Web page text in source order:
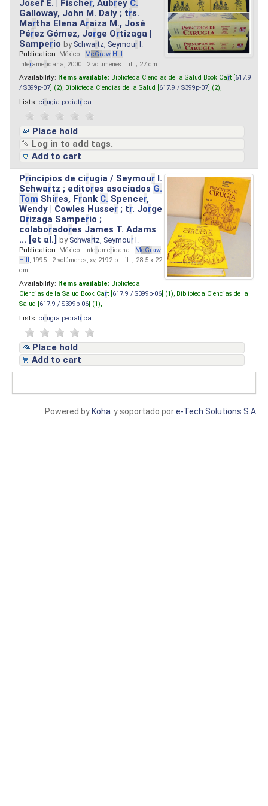
Josef E. | Fischer, Aubrey C.
Galloway, John M. Daly ; trs.
Martha Elena Araiza M., José
Pérez Gómez, Jorge Ortizaga |
Samperio by Schwartz, Seymour I.
Publication: México : McGraw-Hill
Interamericana, 2000 . 2 volumenes. : il. ; 27 cm.
Availability: Items available: Biblioteca Ciencias de la Salud Book Cart [ 617.9
/ S399p-07 ] (2), Biblioteca Ciencias de la Salud [ 617.9 / S399p-07 ] (2),
Lists: cirugia pediatrica
Place hold
Log in to add tags.
Add to cart
Principios de cirugía / Seymour I.
Schwartz ; editores asociados G.
Tom Shires, Frank C. Spencer,
Wendy | Cowles Husser ; tr. Jorge
Orizaga Samperio ;
colaboradores James T. Adams
... [et al.]by Schwartz, Seymour I.
Publication: México : Interamericana - McGraw-
Hill, 1995 . 2 volúmenes, xv, 2192 p. : il. ; 28.5 x 22
cm.
Availability: Items available: Biblioteca
Ciencias de la Salud Book Cart [ 617.9 / S399p-06 ] (1), Biblioteca Ciencias de la
Salud [ 617.9 / S399p-06 ] (1),
Lists: cirugia pediatrica
Place hold
Add to cart
y soportado pore-Tech Solutions S.A
Powered by Koha